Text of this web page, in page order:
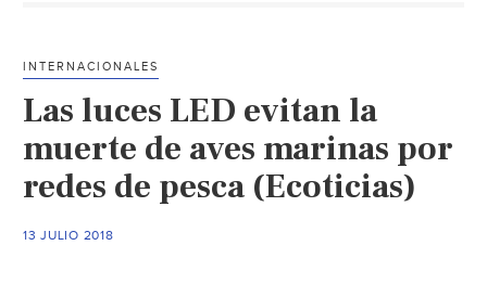
en
aire
(Expansión)
INTERNACIONALES
Las luces LED evitan la
muerte de aves marinas por
redes de pesca (Ecoticias)
13 JULIO 2018